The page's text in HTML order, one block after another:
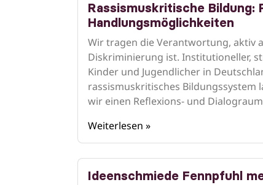
Rassismuskritische Bildung:
Handlungsmöglichkeiten
Wir tragen die Verantwortung, aktiv
Diskriminierung ist. Institutioneller,
Kinder und Jugendlicher in
rassismuskritisches
wir einen Reflexions- und
Weiterlesen »
Ideenschmiede Fennpfuhl